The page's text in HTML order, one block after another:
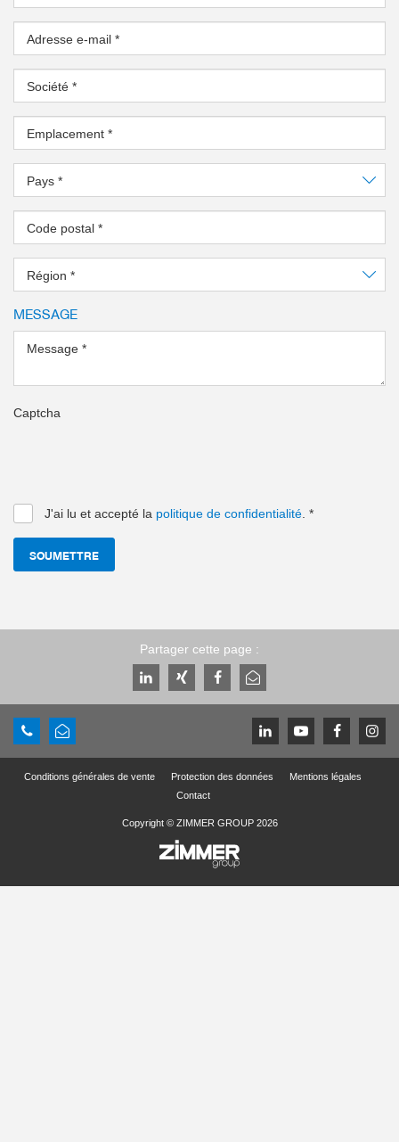
Adresse e-mail *
Société *
Emplacement *
Pays *
Code postal *
Région *
MESSAGE
Message *
Captcha
J'ai lu et accepté la politique de confidentialité *
SOUMETTRE
Partager cette page :
Conditions générales de vente Protection des données
Mentions légales
Contact
Copyright © ZIMMER GROUP 2026